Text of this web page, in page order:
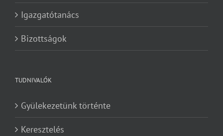
Igazgatótanács
Bizottságok
TUDNIVALÓK
Gyülekezetünk történte
Keresztelés